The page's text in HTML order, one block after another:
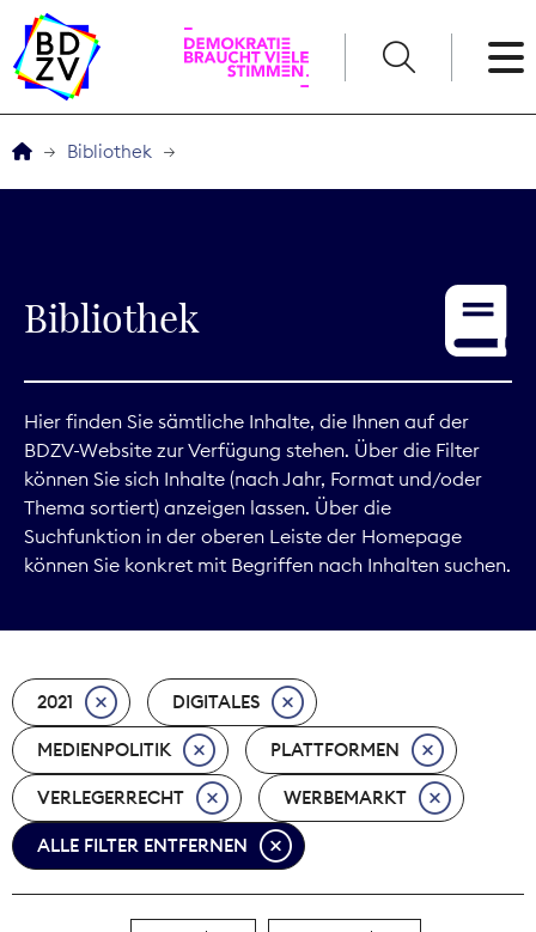
Service
Digitales
Kommunikation
Marktdaten
Nachhaltigkeit
Nachwuchs
Nova Award
Bibliothek
Bibliothek
Hier finden Sie sämtliche Inhalte, die Ihnen auf der
BDZV-Website zur Verfügung stehen. Über die Filter
können Sie sich Inhalte (nach Jahr, Format und/oder
Thema sortiert) anzeigen lassen. Über die
Suchfunktion in der oberen Leiste der Homepage
können Sie konkret mit Begriffen nach Inhalten suchen.
2021 DIGITALES
MEDIENPOLITIK PLATTFORMEN
VERLEGERRECHT WERBEMARKT
ALLE FILTER ENTFERNEN